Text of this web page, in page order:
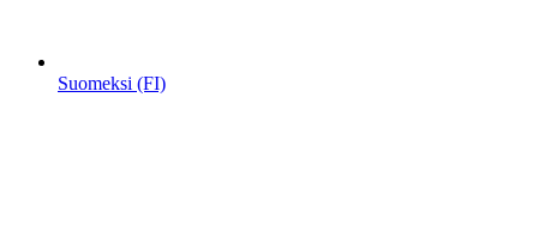
Suomeksi (FI)